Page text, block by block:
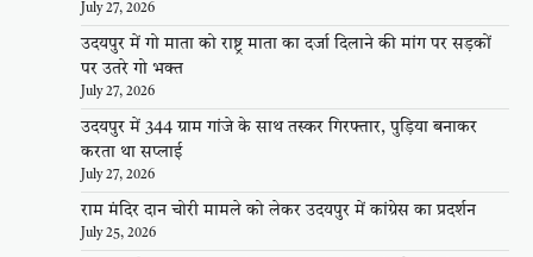
July 27, 2026
उदयपुर में गो माता को राष्ट्र माता का दर्जा दिलाने की मांग पर सड़कों
पर उतरे गो भक्त
July 27, 2026
उदयपुर में 344 ग्राम गांजे के साथ तस्कर गिरफ्तार, पुड़िया बनाकर
करता था सप्लाई
July 27, 2026
राम मंदिर दान चोरी मामले को लेकर उदयपुर में कांग्रेस का प्रदर्शन
July 25, 2026